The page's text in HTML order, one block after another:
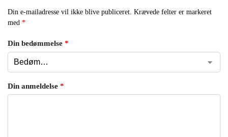
Din e-mailadresse vil ikke blive publiceret. Krævede felter er markeret
med *
Din bedømmelse *
Din anmeldelse *